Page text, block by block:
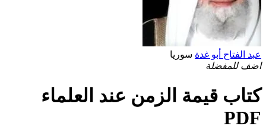
عبد الفتاح أبو غدة سوريا
اضف للمفضلة
كتاب قيمة الزمن عند العلماء
PDF